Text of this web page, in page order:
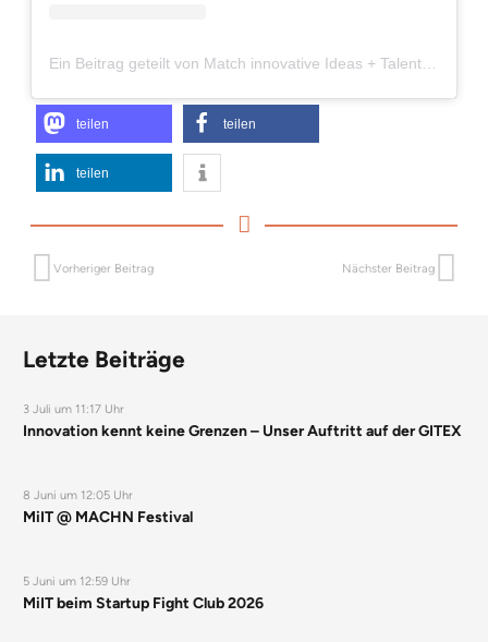
teilen teilen
teilen
Vorheriger Beitrag Nächster Beitrag
Letzte Beiträge
3 Juli um 11:17 Uhr
Innovation kennt keine Grenzen – Unser Auftritt auf der GITEX
8 Juni um 12:05 Uhr
MiIT @ MACHN Festival
5 Juni um 12:59 Uhr
MiIT beim Startup Fight Club 2026